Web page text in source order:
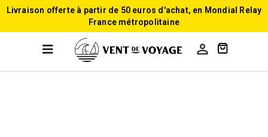
Livraison offerte à partir de 50 euros d'achat, en Mondial Relay
France métropolitaine
